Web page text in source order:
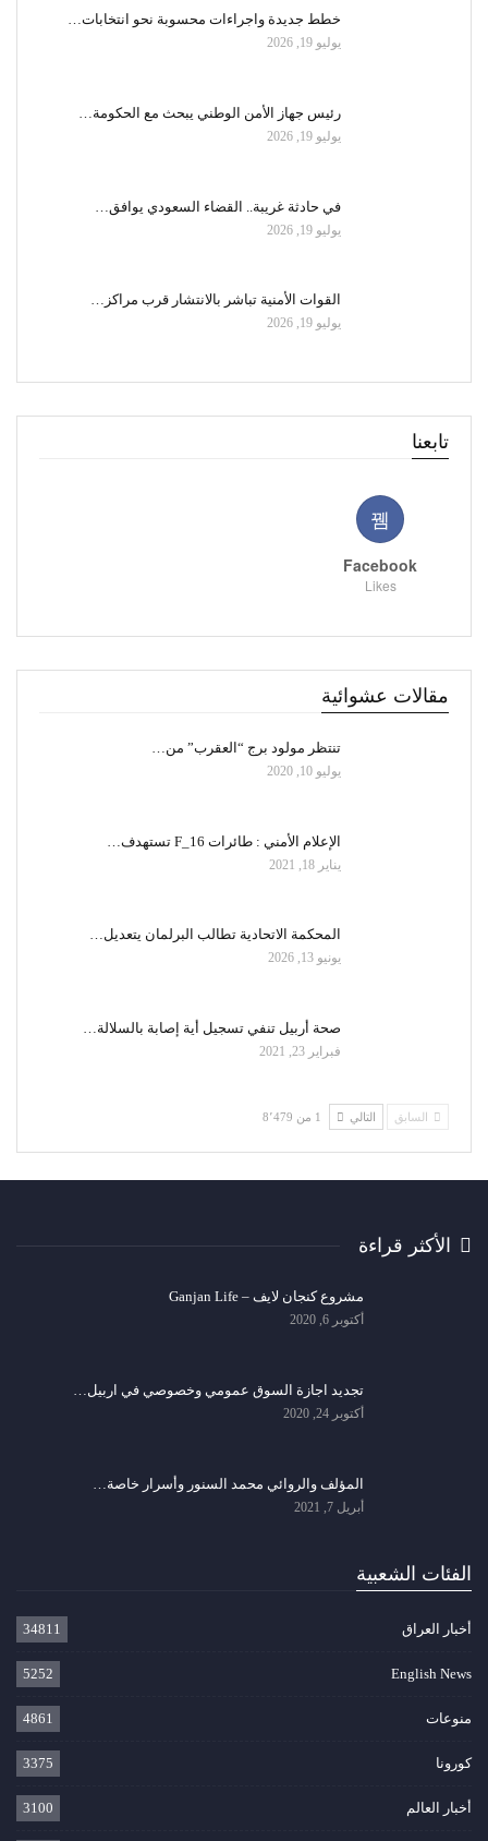
خطط جديدة واجراءات محسوبة نحو انتخابات…
يوليو 19, 2026
رئيس جهاز الأمن الوطني يبحث مع الحكومة…
يوليو 19, 2026
في حادثة غريبة.. القضاء السعودي يوافق…
يوليو 19, 2026
القوات الأمنية تباشر بالانتشار قرب مراكز…
يوليو 19, 2026
تابعنا
Facebook
Likes
مقالات عشوائية
تنتظر مولود برج “العقرب” من…
يوليو 10, 2020
الإعلام الأمني : طائرات F_16 تستهدف…
يناير 18, 2021
المحكمة الاتحادية تطالب البرلمان يتعديل…
يونيو 13, 2026
صحة أربيل تنفي تسجيل أية إصابة بالسلالة…
فبراير 23, 2021
السابق التالي 1 من 8٬479
الأكثر قراءة
مشروع كنجان لايف – Ganjan Life
أكتوبر 6, 2020
تجديد اجازة السوق عمومي وخصوصي في اربيل…
أكتوبر 24, 2020
المؤلف والروائي محمد السنور وأسرار خاصة…
أبريل 7, 2021
الفئات الشعبية
أخبار العراق 34811
English News
5252
منوعات 4861
كورونا 3375
أخبار العالم 3100